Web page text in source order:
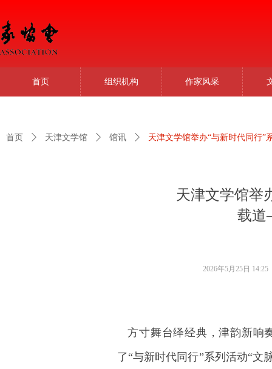
首页 组织机构 作家风采
天津文学馆举
载道
首页 ꄲ 天津文学馆 ꄲ 馆讯 ꄲ 天津文学馆举办“与新时代同行
方寸舞台绎经典，津韵新响
了“与新时代同行”系列活动“
2026年5月25日 14:25